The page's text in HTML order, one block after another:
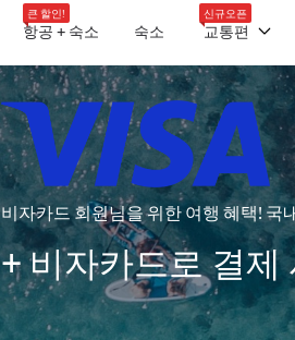
큰 할인!
항공 + 숙소 숙소
신규오픈
교통편
비자카드 회원님을 위한 여행 혜택! 국
+ 비자카드로 결제